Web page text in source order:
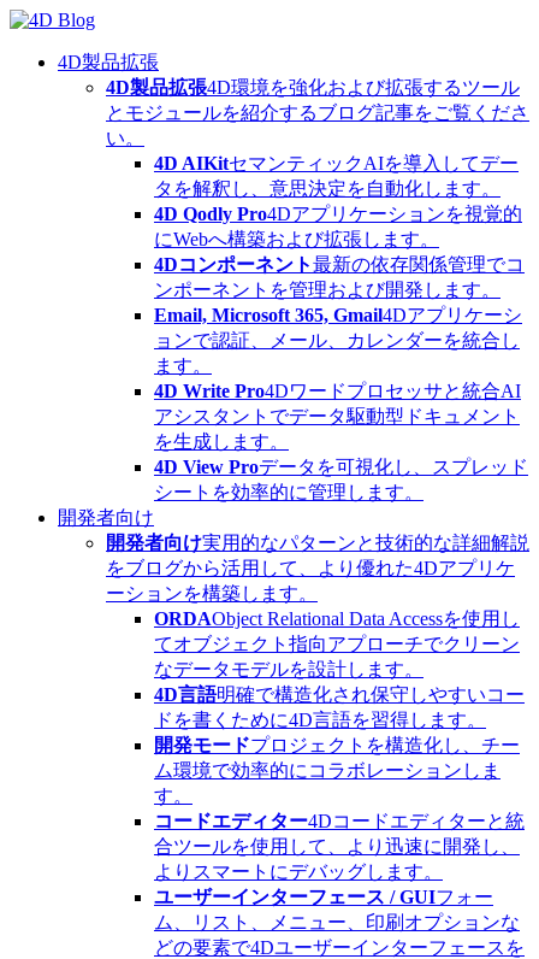
Skip
content4D製品拡張
4D製品拡張4D環境を強化および拡張するツール
とモジュールを紹介するブログ記事をご覧くださ
い。
4D AIKitセマンティックAIを導入してデー
タを解釈し、意思決定を自動化します。
4D Qodly Pro4Dアプリケーションを視覚的
にWebへ構築および拡張します。
4Dコンポーネント最新の依存関係管理でコ
ンポーネントを管理および開発します。
Email, Microsoft 365, Gmail4Dアプリケーシ
ョンで認証、メール、カレンダーを統合し
ます。
4D Write Pro4Dワードプロセッサと統合AI
アシスタントでデータ駆動型ドキュメント
を生成します。
4D View Proデータを可視化し、スプレッド
シートを効率的に管理します。
開発者向け
開発者向け実用的なパターンと技術的な詳細解説
をブログから活用して、より優れた4Dアプリケ
ーションを構築します。
ORDAObject Relational Data Accessを使用し
てオブジェクト指向アプローチでクリーン
なデータモデルを設計します。
4D言語明確で構造化され保守しやすいコー
ドを書くために4D言語を習得します。
開発モードプロジェクトを構造化し、チー
ム環境で効率的にコラボレーションしま
す。
コードエディター4Dコードエディターと統
合ツールを使用して、より迅速に開発し、
よりスマートにデバッグします。
ユーザーインターフェース / GUIフォー
ム、リスト、メニュー、印刷オプションな
どの要素で4Dユーザーインターフェースを